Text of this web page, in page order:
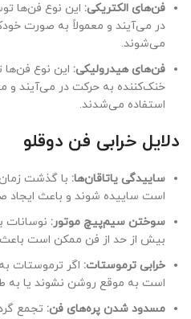
فن‌های الکتریکی: این نوع فن‌ها
در می‌آیند و معمولاً به صورت
می‌شوند.
فن‌های هیدرولیکی: این نوع
خنک‌کننده به حرکت در می‌آیند و
استفاده می‌شدند.
دلایل خرابی فن دوقلو
ساییدگی یاتاقان‌ها: با گذشت
است ساییده شوند و باعث ایجاد
سوختن سیم‌پیچ موتور: نوسانات
بیش از حد از فن ممکن است
خرابی ترموستات: اگر ترموستات
است به موقع روشن نشوند یا به
مسدود شدن پره‌های فن: تجمع